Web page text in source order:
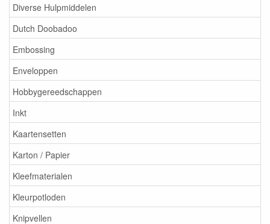
Diverse Hulpmiddelen
Dutch Doobadoo
Embossing
Enveloppen
Hobbygereedschappen
Inkt
Kaartensetten
Karton / Papier
Kleefmaterialen
Kleurpotloden
Knipvellen